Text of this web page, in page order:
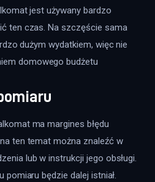
jest używany bardzo
ten czas. Na szczęście sama
dużym wydatkiem, więc nie
domowego budżetu
ma margines błędu
ten temat można znaleźć w
lub w instrukcji jego obsługi.
pomiaru będzie dalej istniał.